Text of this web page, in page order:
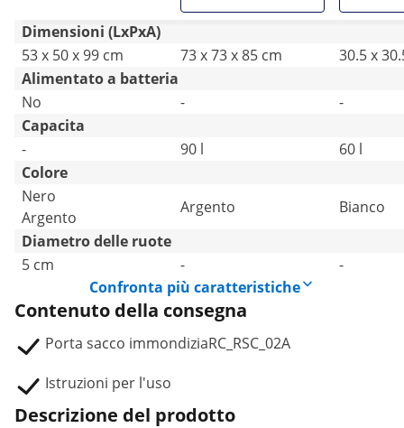
Dimensioni (LxPxA)
53 x 50 x 99 cm
73 x 73 x 85 cm
30.5 x
Alimentato a batteria
No
-
-
Capacita
-
90 l
60 l
Colore
Nero
Argento
Argento
Bianco
Diametro delle ruote
5 cm
-
-
Confronta più caratteristiche
Contenuto della consegna
Porta sacco immondiziaRC_RSC_02A
Istruzioni per l'uso
Descrizione del prodotto